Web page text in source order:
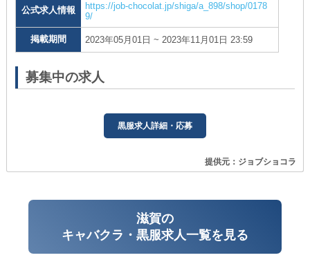
公式求人情報
https://job-chocolat.jp/shiga/a_898/shop/0178
9/
掲載期間 2023年05月01日 ~ 2023年11月01日 23:59
募集中の求人
黒服求人詳細・応募
提供元：ジョブショコラ
滋賀の
キャバクラ・黒服求人一覧を見る